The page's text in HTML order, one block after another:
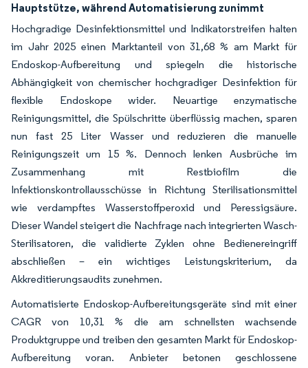
Hauptstütze, während Automatisierung zunimmt
Hochgradige Desinfektionsmittel und Indikatorstreifen halten
im Jahr 2025 einen Marktanteil von 31,68 % am Markt für
Endoskop-Aufbereitung und spiegeln die historische
Abhängigkeit von chemischer hochgradiger Desinfektion für
flexible Endoskope wider. Neuartige enzymatische
Reinigungsmittel, die Spülschritte überflüssig machen, sparen
nun fast 25 Liter Wasser und reduzieren die manuelle
Reinigungszeit um 15 %. Dennoch lenken Ausbrüche im
Zusammenhang mit Restbiofilm die
Infektionskontrollausschüsse in Richtung Sterilisationsmittel
wie verdampftes Wasserstoffperoxid und Peressigsäure.
Dieser Wandel steigert die Nachfrage nach integrierten Wasch-
Sterilisatoren, die validierte Zyklen ohne Bedienereingriff
abschließen – ein wichtiges Leistungskriterium, da
Akkreditierungsaudits zunehmen.
Automatisierte Endoskop-Aufbereitungsgeräte sind mit einer
CAGR von 10,31 % die am schnellsten wachsende
Produktgruppe und treiben den gesamten Markt für Endoskop-
Aufbereitung voran. Anbieter betonen geschlossene